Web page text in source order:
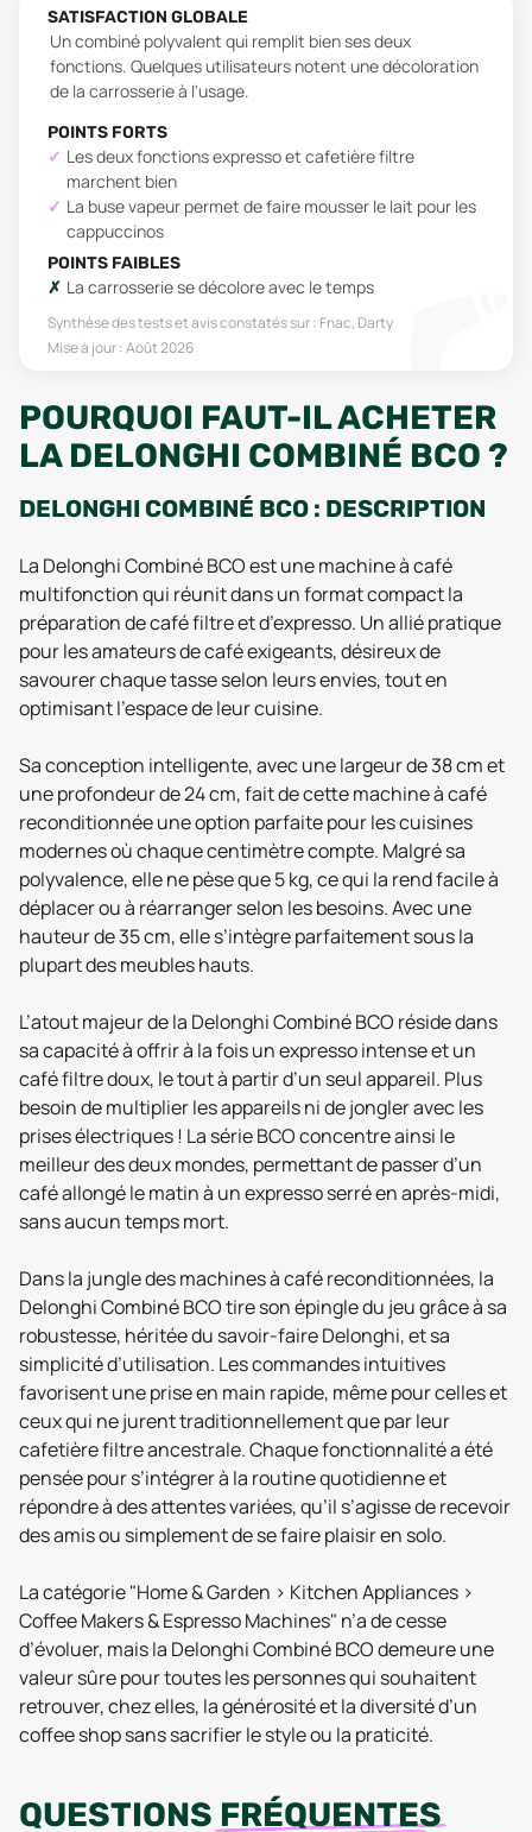
SATISFACTION GLOBALE
Un combiné polyvalent qui remplit bien ses deux
fonctions. Quelques utilisateurs notent une décoloration
de la carrosserie à l'usage.
POINTS FORTS
Les deux fonctions expresso et cafetière filtre
marchent bien
La buse vapeur permet de faire mousser le lait pour les
cappuccinos
POINTS FAIBLES
La carrosserie se décolore avec le temps
Synthèse des tests et avis constatés sur : Fnac, Darty
Mise à jour :Août 2026
POURQUOI FAUT-IL ACHETER
LA DELONGHI COMBINÉ BCO ?
DELONGHI COMBINÉ BCO : DESCRIPTION
La Delonghi Combiné BCO est une machine à café
multifonction qui réunit dans un format compact la
préparation de café filtre et d’expresso. Un allié pratique
pour les amateurs de café exigeants, désireux de
savourer chaque tasse selon leurs envies, tout en
optimisant l’espace de leur cuisine.
Sa conception intelligente, avec une largeur de 38 cm et
une profondeur de 24 cm, fait de cette machine à café
reconditionnée une option parfaite pour les cuisines
modernes où chaque centimètre compte. Malgré sa
polyvalence, elle ne pèse que 5 kg, ce qui la rend facile à
déplacer ou à réarranger selon les besoins. Avec une
hauteur de 35 cm, elle s’intègre parfaitement sous la
plupart des meubles hauts.
L’atout majeur de la Delonghi Combiné BCO réside dans
sa capacité à offrir à la fois un expresso intense et un
café filtre doux, le tout à partir d’un seul appareil. Plus
besoin de multiplier les appareils ni de jongler avec les
prises électriques ! La série BCO concentre ainsi le
meilleur des deux mondes, permettant de passer d’un
café allongé le matin à un expresso serré en après-midi,
sans aucun temps mort.
Dans la jungle des machines à café reconditionnées, la
Delonghi Combiné BCO tire son épingle du jeu grâce à sa
robustesse, héritée du savoir-faire Delonghi, et sa
simplicité d’utilisation. Les commandes intuitives
favorisent une prise en main rapide, même pour celles et
ceux qui ne jurent traditionnellement que par leur
cafetière filtre ancestrale. Chaque fonctionnalité a été
pensée pour s’intégrer à la routine quotidienne et
répondre à des attentes variées, qu’il s’agisse de recevoir
des amis ou simplement de se faire plaisir en solo.
La catégorie "Home & Garden > Kitchen Appliances >
Coffee Makers & Espresso Machines" n’a de cesse
d’évoluer, mais la Delonghi Combiné BCO demeure une
valeur sûre pour toutes les personnes qui souhaitent
retrouver, chez elles, la générosité et la diversité d’un
coffee shop sans sacrifier le style ou la praticité.
QUESTIONS FRÉQUENTES